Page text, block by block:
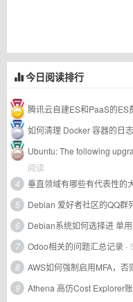
今日阅读排行
腾讯云自建ES和PaaS的ES
如何清理 Docker 容器的日志
Ubuntu: The following
阅读
4
垂直领域有哪些有代表性的
5
Debian 爱好者社区的QQ群
6
Debian系统如何选择进 单用
7
Odoo相关的问题汇总记录-
8
AWS如何强制启用MFA，否
9
Athena 高仿Cost Explorer